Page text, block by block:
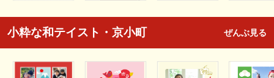
小粋な和テイスト・京小町 ぜんぶ見る